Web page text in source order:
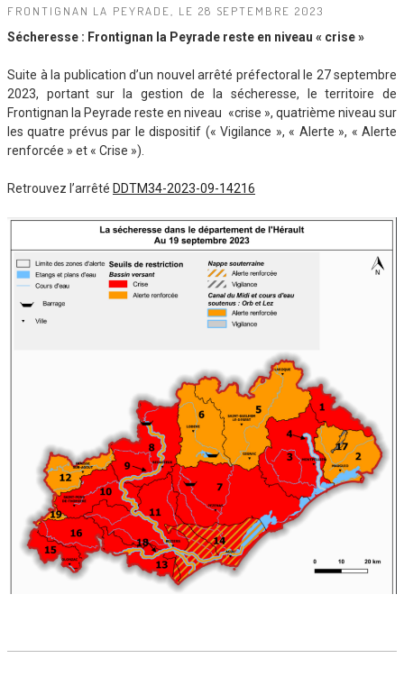
FRONTIGNAN LA PEYRADE, LE 28 SEPTEMBRE 2023
Sécheresse : Frontignan la Peyrade reste en niveau « crise »
Suite à la publication d’un nouvel arrêté préfectoral le 27 septembre
2023, portant sur la gestion de la sécheresse, le territoire de
Frontignan la Peyrade reste en niveau «crise », quatrième niveau sur
les quatre prévus par le dispositif (« Vigilance », « Alerte », « Alerte
renforcée » et « Crise »).
Retrouvez l’arrêté DDTM34-2023-09-14216